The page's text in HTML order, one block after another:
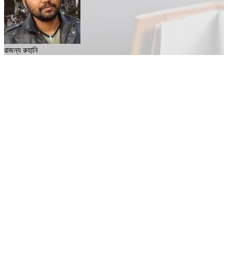
রাজন্য রুহানি